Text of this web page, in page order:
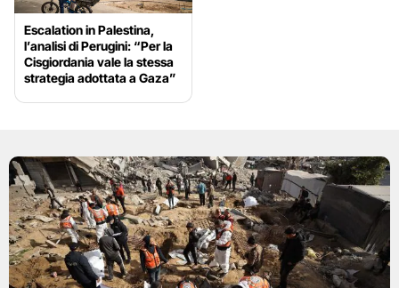
Escalation in Palestina,
l’analisi di Perugini: “Per la
Cisgiordania vale la stessa
strategia adottata a Gaza”